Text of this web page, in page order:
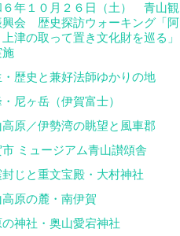
６年１０月２６日（土） 青山観
興会 歴史探訪ウォーキング「阿
津の取って置き文化財を巡る」
施
歴史と兼好法師ゆかりの地
尼ヶ岳（伊賀富士）
原／伊勢湾の眺望と風車郡
ミュージアム青山讃頌舎
じと重文宝殿・大村神社
原の麓・南伊賀
神社・奥山愛宕神社